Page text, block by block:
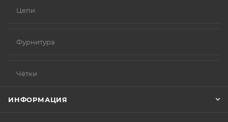
Цепи
Фурнитура
Чётки
ИНФОРМАЦИЯ